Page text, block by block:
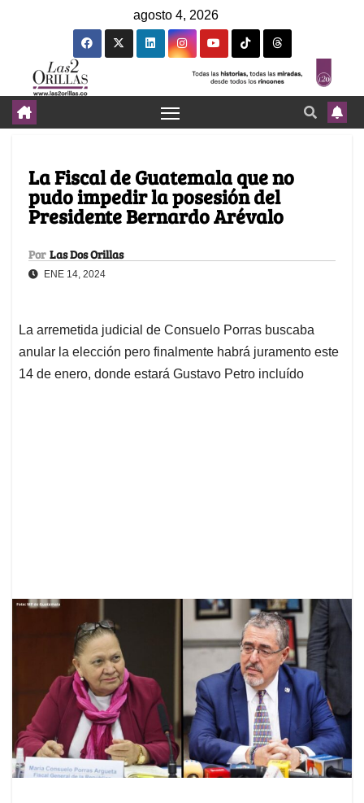
agosto 4, 2026
La Fiscal de Guatemala que no
pudo impedir la posesión del
Presidente Bernardo Arévalo
Por Las Dos Orillas
ENE 14, 2024
La arremetida judicial de Consuelo Porras buscaba
anular la elección pero finalmente habrá juramento este
14 de enero, donde estará Gustavo Petro incluído